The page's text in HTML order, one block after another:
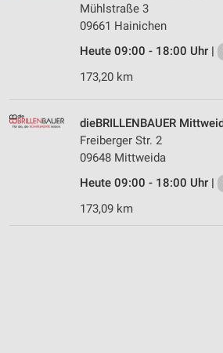
Mühlstraße 3
09661 Hainichen
Heute 09:00 - 18:00 Uhr |
173,20 km
dieBRILLENBAUER
Freiberger Str. 2
09648 Mittweida
Heute 09:00 - 18:00 Uhr |
173,09 km